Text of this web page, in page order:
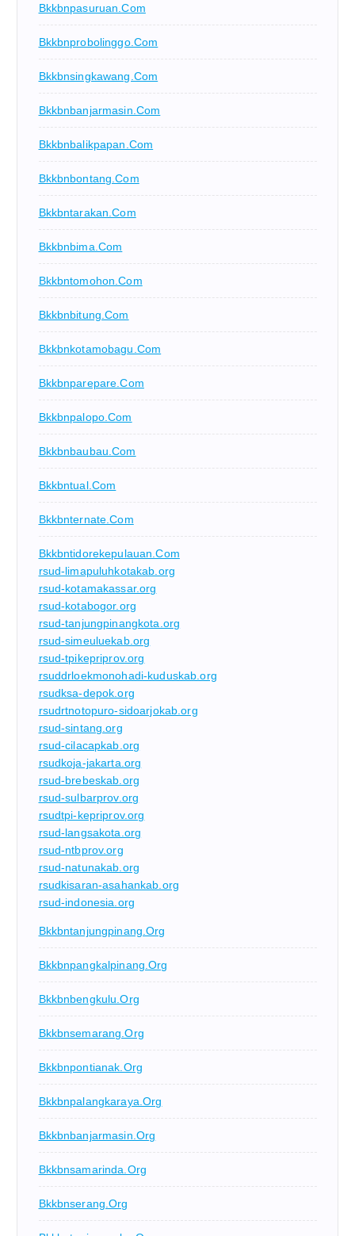
Bkkbnpasuruan.com
Bkkbnprobolinggo.com
Bkkbnsingkawang.com
Bkkbnbanjarmasin.com
Bkkbnbalikpapan.com
Bkkbnbontang.com
Bkkbntarakan.com
Bkkbnbima.com
Bkkbntomohon.com
Bkkbnbitung.com
Bkkbnkotamobagu.com
Bkkbnparepare.com
Bkkbnpalopo.com
Bkkbnbaubau.com
Bkkbntual.com
Bkkbnternate.com
Bkkbntidorekepulauan.com
rsud-limapuluhkotakab.org
rsud-kotamakassar.org
rsud-kotabogor.org
rsud-tanjungpinangkota.org
rsud-simeuluekab.org
rsud-tpikepriprov.org
rsuddrloekmonohadi-kuduskab.org
rsudksa-depok.org
rsudrtnotopuro-sidoarjokab.org
rsud-sintang.org
rsud-cilacapkab.org
rsudkoja-jakarta.org
rsud-brebeskab.org
rsud-sulbarprov.org
rsudtpi-kepriprov.org
rsud-langsakota.org
rsud-ntbprov.org
rsud-natunakab.org
rsudkisaran-asahankab.org
rsud-indonesia.org
Bkkbntanjungpinang.org
Bkkbnpangkalpinang.org
Bkkbnbengkulu.org
Bkkbnsemarang.org
Bkkbnpontianak.org
Bkkbnpalangkaraya.org
Bkkbnbanjarmasin.org
Bkkbnsamarinda.org
Bkkbnserang.org